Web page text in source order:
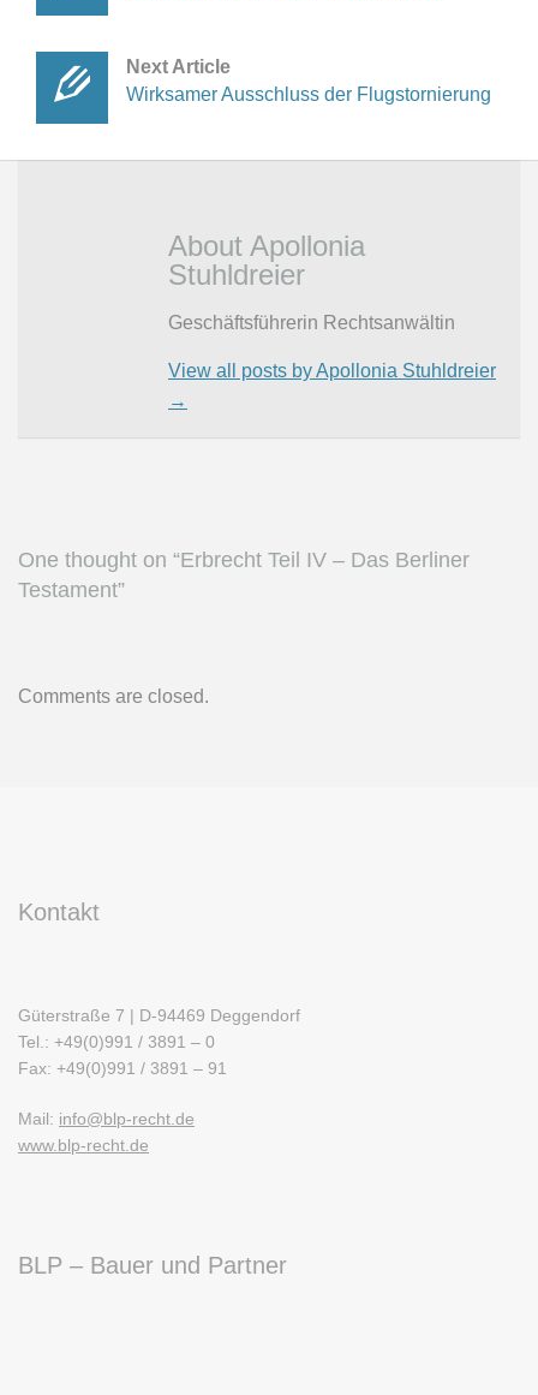
Next Article
Wirksamer Ausschluss der Flugstornierung
About Apollonia
Stuhldreier
Geschäftsführerin Rechtsanwältin
View all posts by Apollonia Stuhldreier
→
One thought on “Erbrecht Teil IV – Das Berliner
Testament”
Comments are closed.
Kontakt
Güterstraße 7 | D-94469 Deggendorf
Tel.: +49(0)991 / 3891 – 0
Fax: +49(0)991 / 3891 – 91
Mail: info@blp-recht.de
www.blp-recht.de
BLP – Bauer und Partner